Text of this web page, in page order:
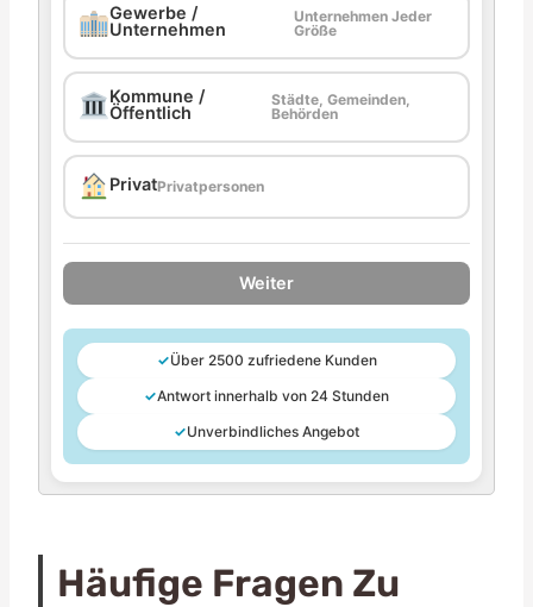
Gewerbe /
Unternehmen
Unternehmen Jeder
Größe
Kommune /
Öffentlich
Städte, Gemeinden,
Behörden
PrivatPrivatpersonen
Weiter
✓Über 2500 zufriedene Kunden
✓Antwort innerhalb von 24 Stunden
✓Unverbindliches Angebot
Häufige Fragen Zu